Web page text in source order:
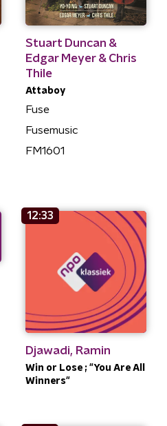
Stuart Duncan &
Edgar Meyer & Chris
Thile
Attaboy
Fuse
Fusemusic
FM1601
12:33
Djawadi, Ramin
Win or Lose ; "You Are All
Winners"